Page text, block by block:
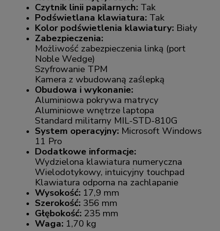
Czytnik linii papilarnych: Tak
Podświetlana klawiatura: Tak
Kolor podświetlenia klawiatury: Biały
Zabezpieczenia:
Możliwość zabezpieczenia linką (port
Noble Wedge)
Szyfrowanie TPM
Kamera z wbudowaną zaślepką
Obudowa i wykonanie:
Aluminiowa pokrywa matrycy
Aluminiowe wnętrze laptopa
Standard militarny MIL-STD-810G
System operacyjny: Microsoft Windows
11 Pro
Dodatkowe informacje:
Wydzielona klawiatura numeryczna
Wielodotykowy, intuicyjny touchpad
Klawiatura odporna na zachlapanie
Wysokość: 17,9 mm
Szerokość: 356 mm
Głębokość: 235 mm
Waga: 1,70 kg